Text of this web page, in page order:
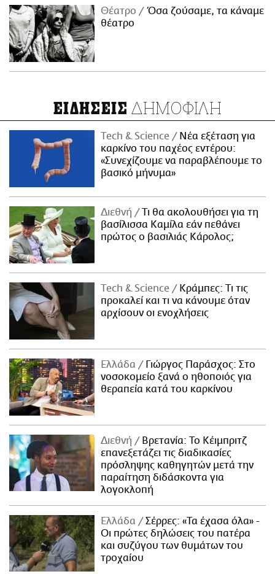
Θέατρο
Όσα ζούσαμε, τα κάναμε
θέατρο
ΕΙΔΗΣΕΙΣ ΔΗΜΟΦΙΛΗ
Τech & Science
Νέα εξέταση για
καρκίνο του παχέος εντέρου:
«Συνεχίζουμε να παραβλέπουμε το
βασικό μήνυμα»
Διεθνή
Τι θα ακολουθήσει για τη
βασίλισσα Καμίλα εάν πεθάνει
πρώτος ο βασιλιάς Κάρολος;
Τech & Science
Κράμπες: Τι τις
προκαλεί και τι να κάνουμε όταν
αρχίσουν οι ενοχλήσεις
Ελλάδα
Γιώργος Παράσχος: Στο
νοσοκομείο ξανά ο ηθοποιός για
θεραπεία κατά του καρκίνου
Διεθνή
Βρετανία: Το Κέιμπριτζ
επανεξετάζει τις διαδικασίες
πρόσληψης καθηγητών μετά την
παραίτηση διδάσκοντα για
λογοκλοπή
Ελλάδα
Σέρρες: «Τα έχασα όλα» -
Οι πρώτες δηλώσεις του πατέρα
και συζύγου των θυμάτων του
τροχαίου